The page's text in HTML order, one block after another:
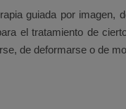
guiada por
el tratamiento de
de deformarse o de